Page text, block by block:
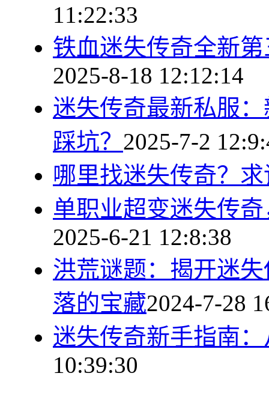
11:22:33
铁血迷失传奇全新
2025-8-18 12:12:14
迷失传奇最新私服
踩坑？ 2025-7-2
哪里找迷失传奇？
单职业超变迷失传
2025-6-21 12:8:38
洪荒谜题：揭开迷
落的宝藏2024-7-28
迷失传奇新手指南
10:39:30